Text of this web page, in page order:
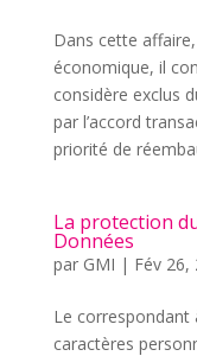
Dans cette
économique, il
considère exclus
par l’accord
priorité de
La protection
Données
par GMI | Fév 26,
Le correspondant
caractères